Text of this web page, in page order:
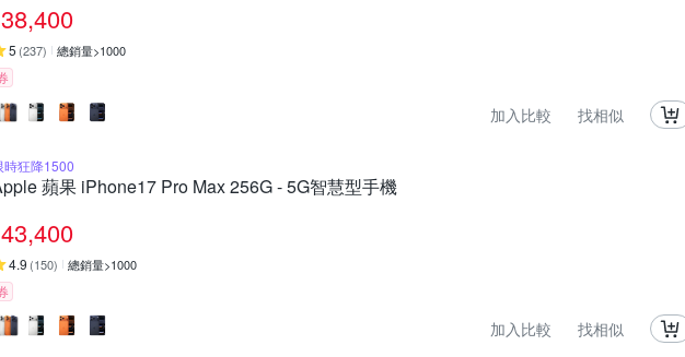
38,400
5 (237) 總銷量>1000
加入比較 找相似
時狂降1500
蘋果 iPhone17 Pro Max 256G - 5G智慧型手機
43,400
4.9 (150) 總銷量>1000
加入比較 找相似